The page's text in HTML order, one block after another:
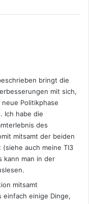
bringt die
mit sich,
Politikphase
Ich habe die
des
mitsamt der beiden
auch meine TI3
kann man in der
mitsamt
einige Dinge,